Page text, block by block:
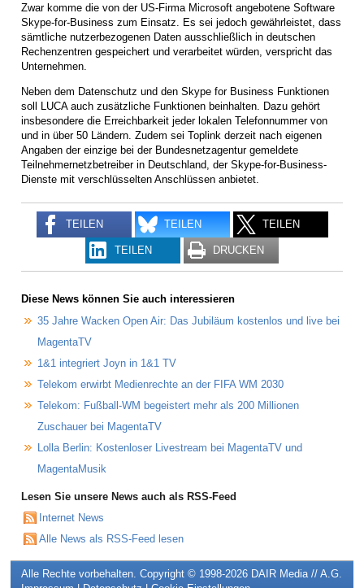
Zwar komme die von der US-Firma Microsoft angebotene Software
Skype-for-Business zum Einsatz. Es sei jedoch gewährleistet, dass
sämtliche nutzerbezogenen Daten ausschließlich in deutschen
Rechenzentren gespeichert und verarbeitet würden, verspricht das
Unternehmen.
Neben dem Datenschutz und den Skype for Business Funktionen
soll LUCA auch zusätzliche Funktionen beinhalten. Dazu gehört
insbesondere die Erreichbarkeit jeder lokalen Telefonnummer von
und in über 50 Ländern. Zudem sei Toplink derzeit nach eigenen
Angaben der einzige bei der Bundesnetzagentur gemeldete
Teilnehmernetzbetreiber in Deutschland, der Skype-for-Business-
Dienste mit verschlüsselten Anschlüssen anbietet.
TEILEN TEILEN TEILEN
TEILEN DRUCKEN
Diese News können Sie auch interessieren
35 Jahre Wacken Open Air: Das Jubiläum kostenlos und live bei
MagentaTV
1&1 integriert Joyn in 1&1 TV
Telekom erwirbt Medienrechte an der FIFA WM 2030
Telekom: Fußball-WM begeistert mehr als 200 Millionen
Zuschauer bei MagentaTV
Lolla Berlin: Kostenloser Livestream bei MagentaTV und
MagentaMusik
Lesen Sie unsere News auch als RSS-Feed
Internet News
Alle News als RSS-Feed lesen
Alle Rechte vorbehalten. Copyright © 1998-2026 DAIR Media // A.G.